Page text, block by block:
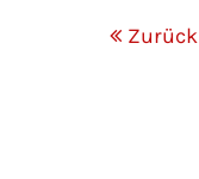
Zurück